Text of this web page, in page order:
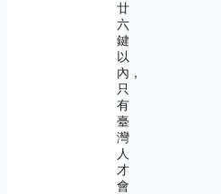
廿
六
鍵
以
內，
只
有
臺
灣
人
才
會